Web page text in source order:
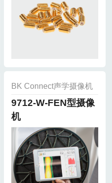
BK Connect声学摄像机
9712-W-FEN型摄像
机